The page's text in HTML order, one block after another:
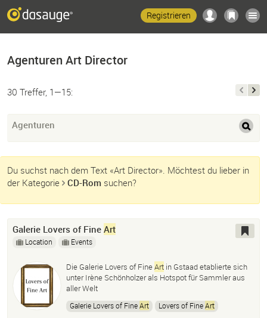
Registrieren
Agenturen Art Director
30 Treffer, 1—15:
Agenturen
Du suchst nach dem Text «Art Director». Möchtest du lieber in
der Kategorie
CD-Rom suchen?
Galerie Lovers of Fine Art
Location Events
Die Galerie Lovers of FineArt in Gstaad etablierte sich
unter Irène Schönholzer als Hotspot für Sammler aus
aller Welt
Galerie Lovers of FineArt Lovers of FineArt